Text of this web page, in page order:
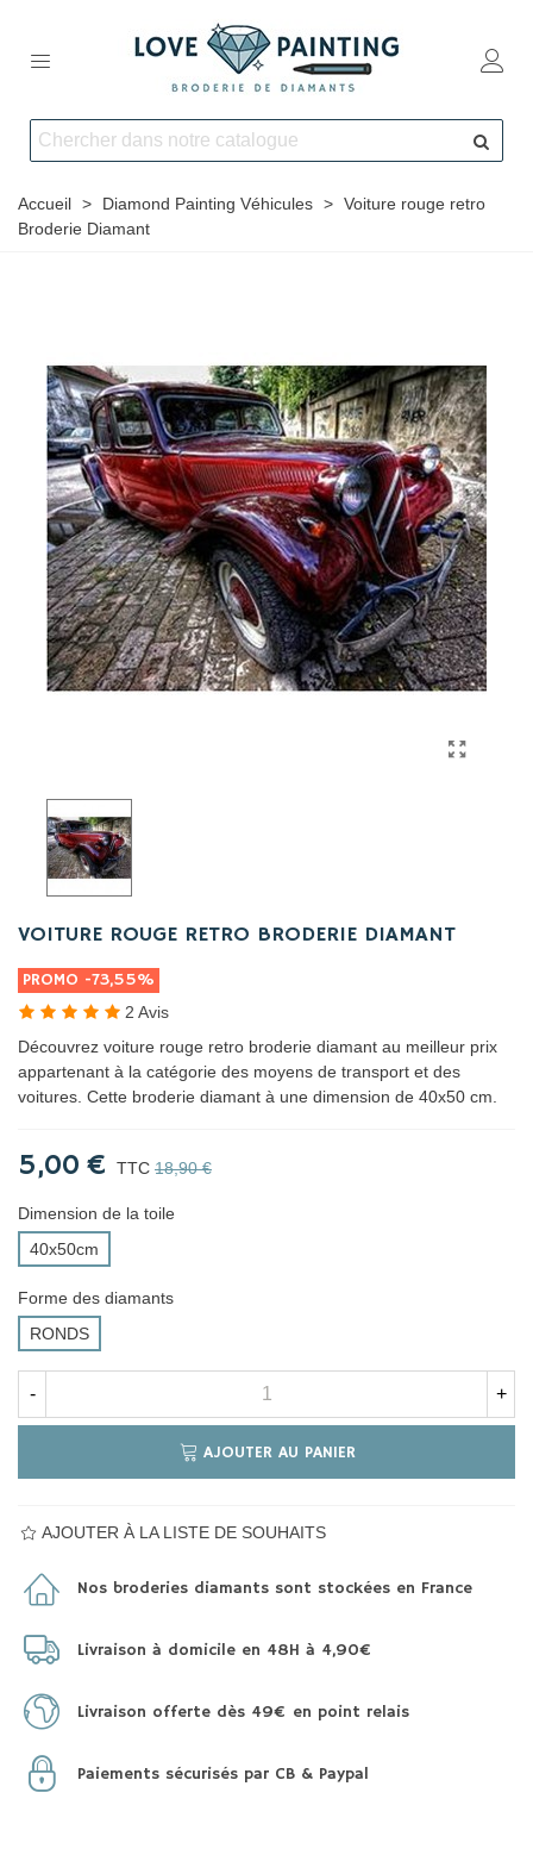
Accueil > Diamond Painting Véhicules > Voiture rouge retro
Broderie Diamant
VOITURE ROUGE RETRO BRODERIE DIAMANT
PROMO -73,55%
2 Avis
Découvrez voiture rouge retro broderie diamant au meilleur prix
appartenant à la catégorie des moyens de transport et des
voitures. Cette broderie diamant à une dimension de 40x50 cm.
5,00 € TTC 18,90 €
Dimension de la toile
40x50cm
Forme des diamants
RONDS
- +
AJOUTER AU PANIER
AJOUTER À LA LISTE DE SOUHAITS
Nos broderies diamants sont stockées en France
Livraison à domicile en 48H à 4,90€
Livraison offerte dès 49€ en point relais
Paiements sécurisés par CB & Paypal